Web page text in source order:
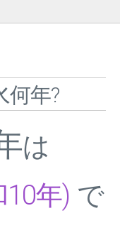
何年?
は
10年) で